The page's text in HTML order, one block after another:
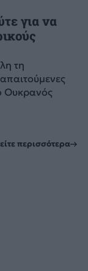
για να
τη
Ουκρανός
περισσότερα